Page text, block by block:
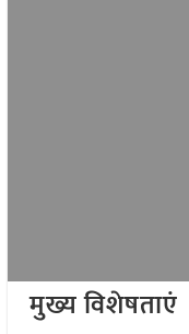
मुख्य विशेषताएं